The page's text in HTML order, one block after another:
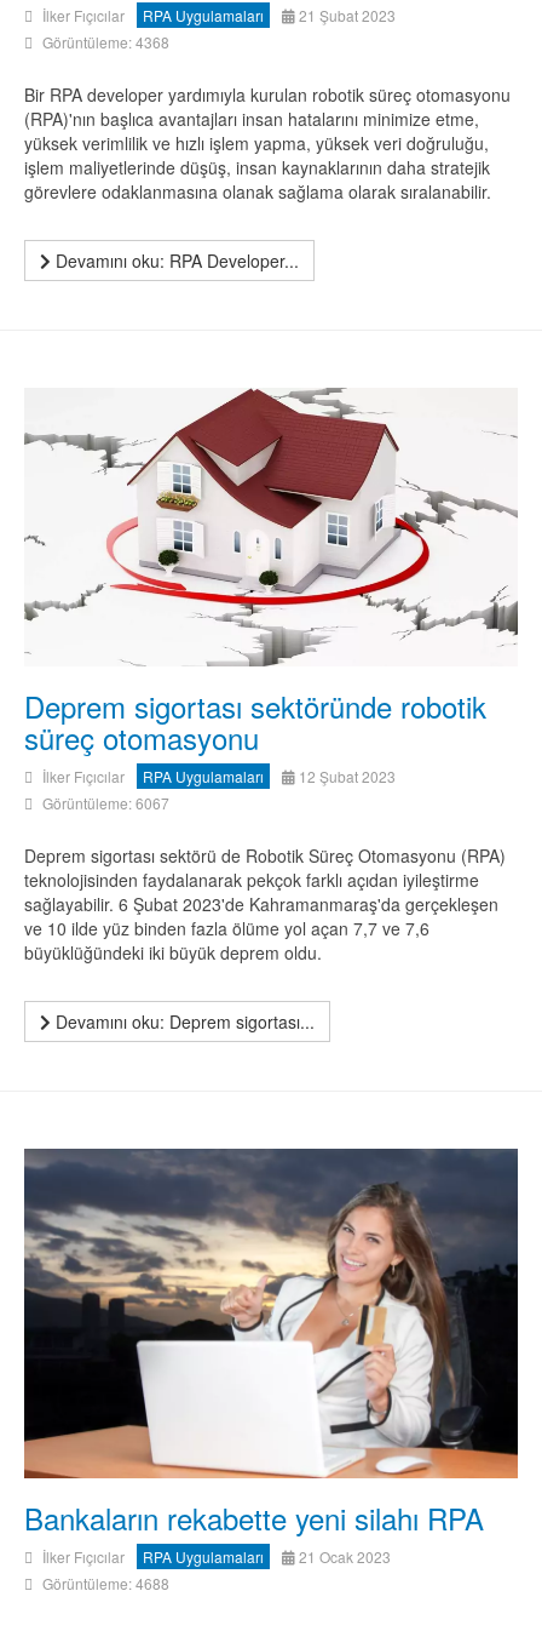
İlker Fıçıcılar RPA Uygulamaları
21 Şubat 2023
Görüntüleme: 4368
Bir RPA developer yardımıyla kurulan robotik süreç otomasyonu
(RPA)'nın başlıca avantajları insan hatalarını minimize etme,
yüksek verimlilik ve hızlı işlem yapma, yüksek veri doğruluğu,
işlem maliyetlerinde düşüş, insan kaynaklarının daha stratejik
görevlere odaklanmasına olanak sağlama olarak sıralanabilir.
Devamını oku: RPA Developer...
Deprem sigortası sektöründe robotik
süreç otomasyonu
İlker Fıçıcılar RPA Uygulamaları
12 Şubat 2023
Görüntüleme: 6067
Deprem sigortası sektörü de Robotik Süreç Otomasyonu (RPA)
teknolojisinden faydalanarak pekçok farklı açıdan iyileştirme
sağlayabilir. 6 Şubat 2023'de Kahramanmaraş'da gerçekleşen
ve 10 ilde yüz binden fazla ölüme yol açan 7,7 ve 7,6
büyüklüğündeki iki büyük deprem oldu.
Devamını oku: Deprem sigortası...
Bankaların rekabette yeni silahı RPA
İlker Fıçıcılar RPA Uygulamaları
21 Ocak 2023
Görüntüleme: 4688